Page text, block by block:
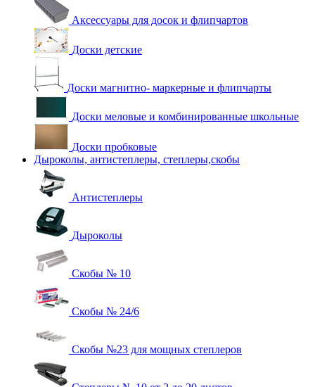
Аксессуары для досок и флипчартов
Доски детские
Доски магнитно- маркерные и флипчарты
Доски меловые и комбинированные школьные
Доски пробковые
Дыроколы, антистеплеры, степлеры,скобы
Антистеплеры
Дыроколы
Скобы № 10
Скобы № 24/6
Скобы №23 для мощных степлеров